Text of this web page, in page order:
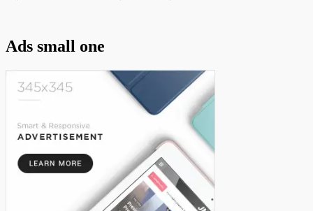
Ads small one